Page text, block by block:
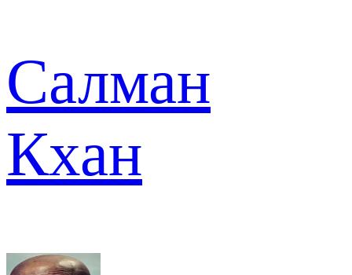
Салман
Кхан